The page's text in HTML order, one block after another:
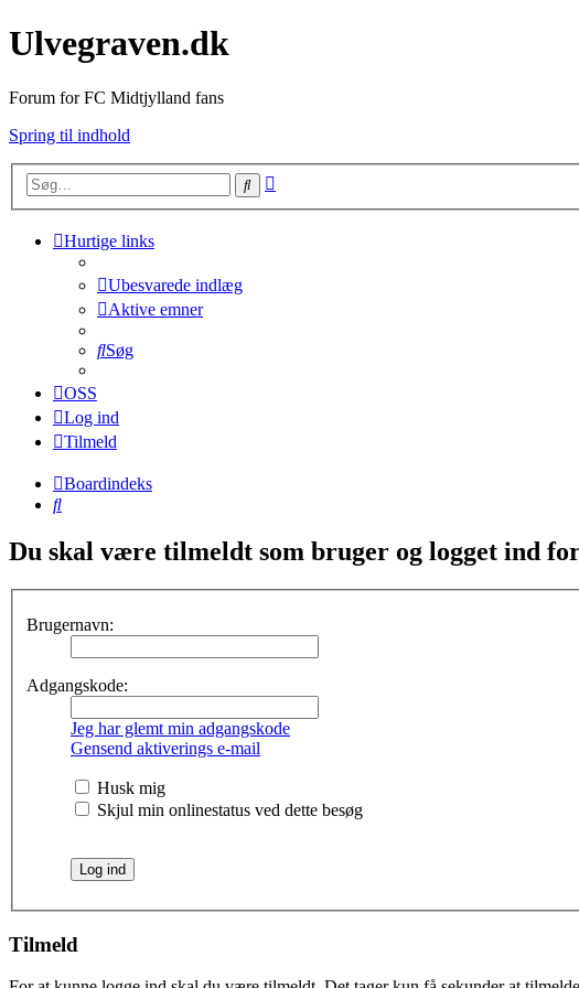
Ulvegraven.dk
Forum for FC Midtjylland fans
Spring til indhold
Søg
Hurtige links
Ubesvarede indlæg
Aktive emner
Søg
OSS
Log ind
Tilmeld
Boardindeks
Søg
Du skal være tilmeldt som bruger og logget ind
Brugernavn:
Adgangskode:
Jeg har glemt min adgangskode
Gensend aktiverings e-mail
Husk mig
Skjul min onlinestatus ved dette besøg
Tilmeld